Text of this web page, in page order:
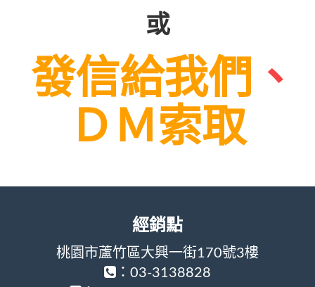
或
發信給我們 、
ＤＭ索取
經銷點
桃園市蘆竹區大興一街170號3樓
：03-3138828